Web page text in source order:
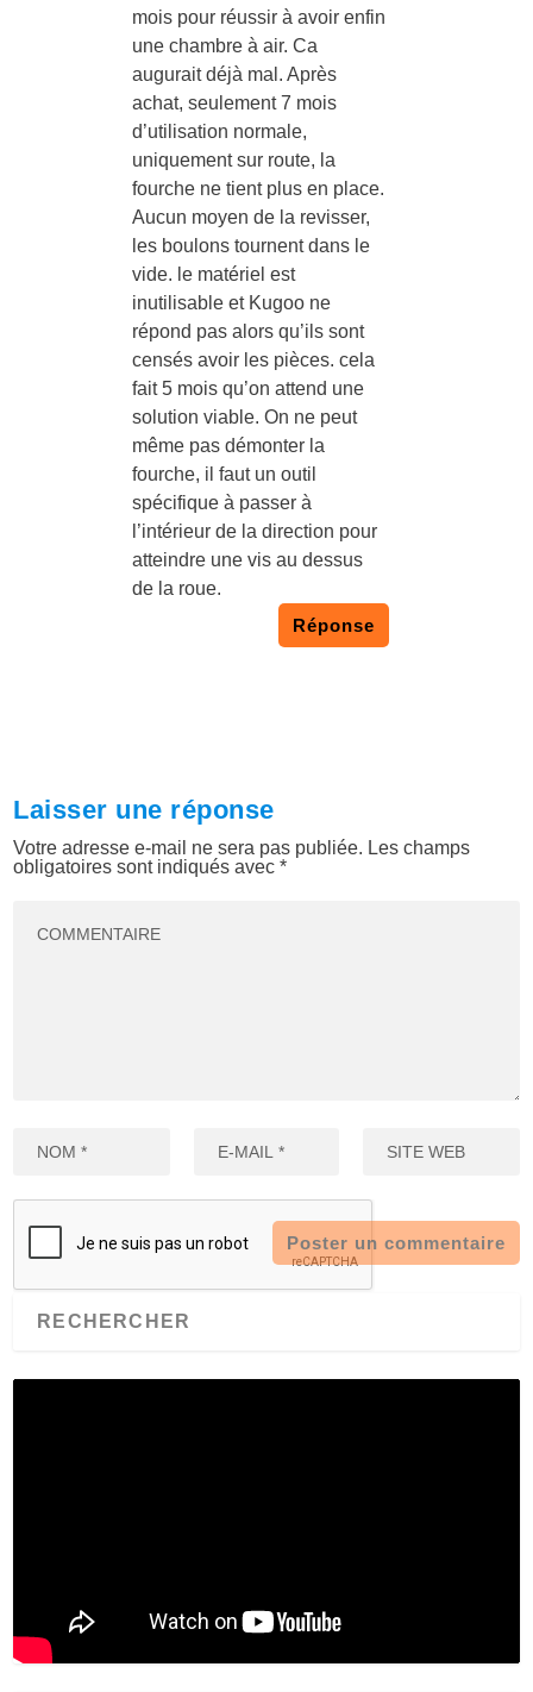
mois pour réussir à avoir enfin
une chambre à air. Ca
augurait déjà mal. Après
achat, seulement 7 mois
d’utilisation normale,
uniquement sur route, la
fourche ne tient plus en place.
Aucun moyen de la revisser,
les boulons tournent dans le
vide. le matériel est
inutilisable et Kugoo ne
répond pas alors qu’ils sont
censés avoir les pièces. cela
fait 5 mois qu’on attend une
solution viable. On ne peut
même pas démonter la
fourche, il faut un outil
spécifique à passer à
l’intérieur de la direction pour
atteindre une vis au dessus
de la roue.
Réponse
Laisser une réponse
Votre adresse e-mail ne sera pas publiée. Les champs
obligatoires sont indiqués avec*